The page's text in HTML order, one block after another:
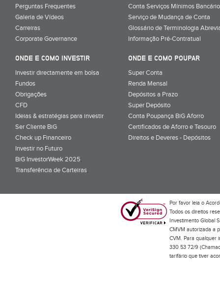
Perguntas Frequentes
Galeria de Vídeos
Carreiras
Corporate Governance
Conta Serviços Mínimos
Serviço de Mudança de Conta
Glossário de Terminologia
Informação Pré-Contratual
ONDE E COMO INVESTIR
Investir directamente em bolsa
Fundos
Obrigações
CFD
Ideias & estratégias para investir
Ser Cliente BiG
Check up Financeiro
Investir no Futuro
BiG InvestorWeek 2025;
Transferência de Carteiras;
ONDE E COMO POUPAR
Super Conta
Renda Mensal
Depósitos a Prazo
Super Depósito
Conta Poupança BiG Aforro
Certificados de Aforro e Tesouro
Direitos e Deveres - Depósitos
Por favor leia o
Todos os direitos
Investimento Global
CMVM autorizada a
CVM. Para qualquer
330 53 72/9
tarifário que tiver